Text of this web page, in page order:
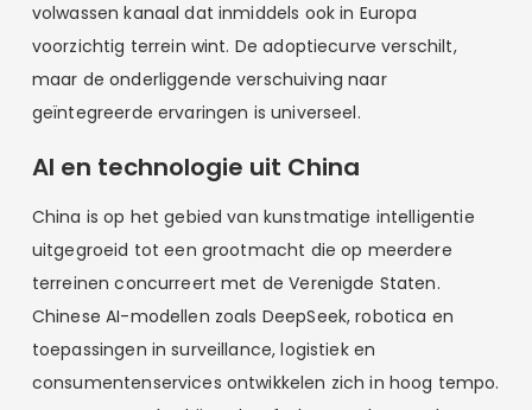
volwassen kanaal dat inmiddels ook in Europa
voorzichtig terrein wint. De adoptiecurve verschilt,
maar de onderliggende verschuiving naar
geïntegreerde ervaringen is universeel.
AI en technologie uit China
China is op het gebied van kunstmatige intelligentie
uitgegroeid tot een grootmacht die op meerdere
terreinen concurreert met de Verenigde Staten.
Chinese AI-modellen zoals DeepSeek, robotica en
toepassingen in surveillance, logistiek en
consumentenservices ontwikkelen zich in hoog tempo.